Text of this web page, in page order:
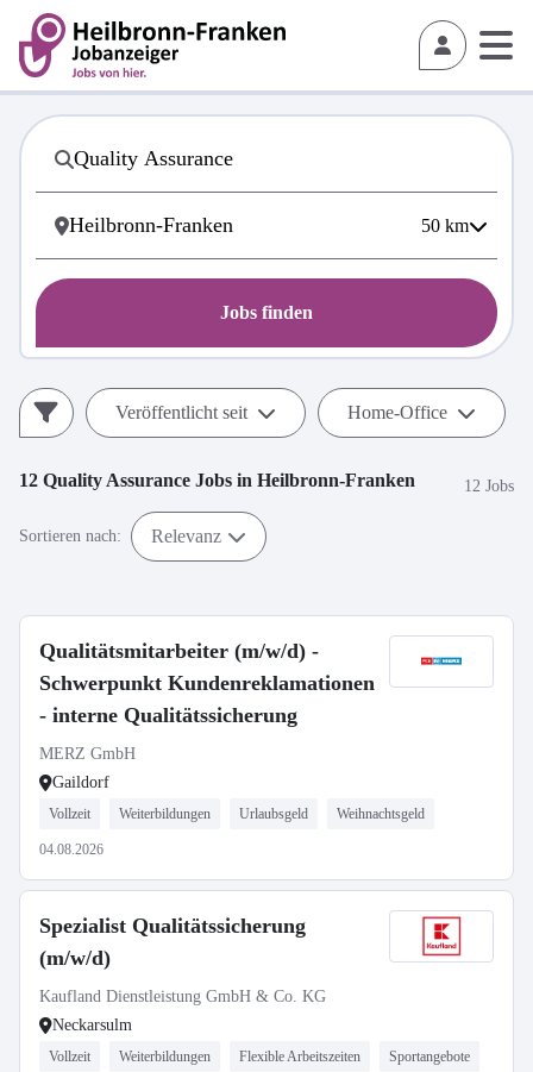
50 km
Jobs finden
Veröffentlicht seit Home-Office
12 Quality Assurance Jobs in Heilbronn-Franken 12 Jobs
Sortieren nach: Relevanz
Qualitätsmitarbeiter (m/w/d) -
Schwerpunkt Kundenreklamationen
- interne Qualitätssicherung
MERZ GmbH
Gaildorf
Vollzeit Weiterbildungen Urlaubsgeld Weihnachtsgeld
04.08.2026
Spezialist Qualitätssicherung
(m/w/d)
Kaufland Dienstleistung GmbH & Co. KG
Neckarsulm
Vollzeit Weiterbildungen Flexible Arbeitszeiten Sportangebote